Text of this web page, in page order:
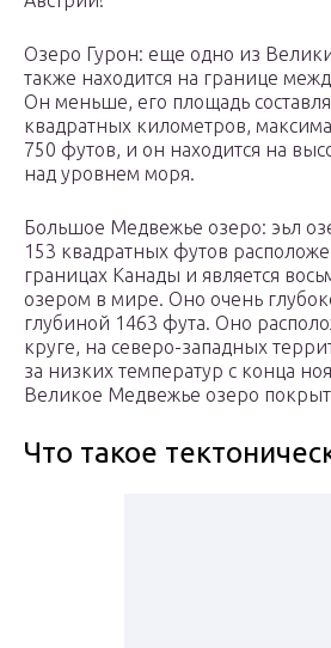
Озеро Гурон: еще одно из
также находится на границе
Он меньше, его площадь
квадратных километров,
750 футов, и он находится на
над уровнем моря.
Большое Медвежье озеро: эьл
153 квадратных футов
границах Канады и является
озером в мире. Оно очень
глубиной 1463 фута. Оно
круге, на северо-западных
за низких температур с конца
Великое Медвежье озеро
Что такое